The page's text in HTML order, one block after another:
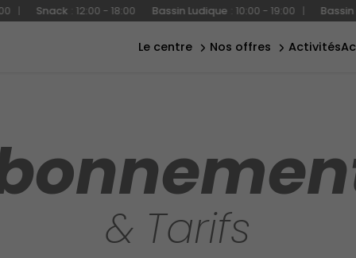
: 12:00 - 18:00 Bassin Ludique:10:00 - 19:00 | Bassin Sportif:
le centre
aquatique
extérieur
nos offres
un
anniversaire
pour votre
enfant activités
& Tarifs